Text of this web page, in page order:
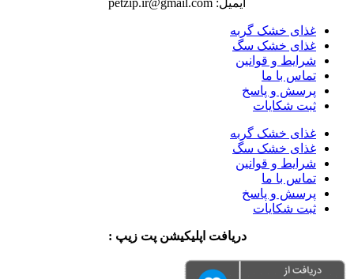
ایمیل: petzip.ir@gmail.com
غذای خشک گربه
غذای خشک سگ
شرایط و قوانین
تماس با ما
پرسش و پاسخ
ثبت شکایات
غذای خشک گربه
غذای خشک سگ
شرایط و قوانین
تماس با ما
پرسش و پاسخ
ثبت شکایات
دریافت اپلیکیشن پت زیپ :